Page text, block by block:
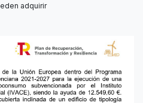
adquirir